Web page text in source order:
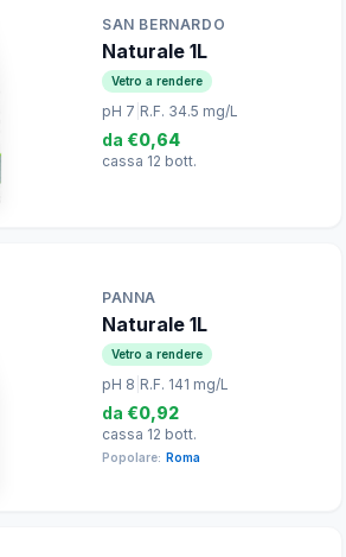
SAN BERNARDO
Naturale 1L
Vetro a rendere
pH 7 R.F. 34.5 mg/L
da €0,64
cassa 12 bott.
PANNA
Naturale 1L
Vetro a rendere
pH 8 R.F. 141 mg/L
da €0,92
cassa 12 bott.
Popolare: Roma